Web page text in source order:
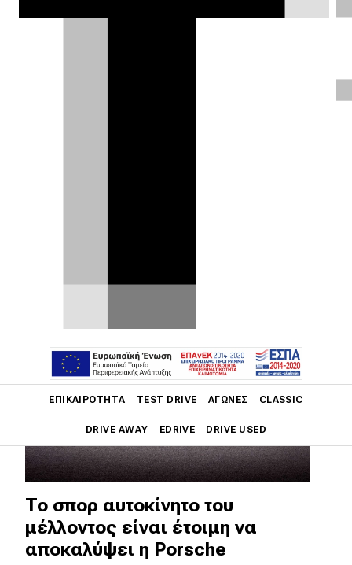
ΕΠΙΚΑΙΡΌΤΗΤΑ TEST DRIVE ΑΓΏΝΕΣ CLASSIC
DRIVE AWAY EDRIVE DRIVE USED
Main navigation
Επικαιρότητα
Νέα μοντέλα
Πρωτότυπα
To σπορ αυτοκίνητο του
μέλλοντος είναι έτοιμη να
αποκαλύψει η Porsche